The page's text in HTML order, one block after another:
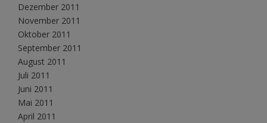
Dezember 2011
November 2011
Oktober 2011
September 2011
August 2011
Juli 2011
Juni 2011
Mai 2011
April 2011